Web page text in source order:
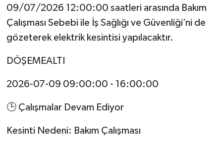
09/07/2026 12:00:00 saatleri arasında Bakım
Çalışması Sebebi ile İş Sağlığı ve Güvenliği’ni de
gözeterek elektrik kesintisi yapılacaktır.
DÖŞEMEALTI
2026-07-09 09:00:00 - 16:00:00
🕒 Çalışmalar Devam Ediyor
Kesinti Nedeni: Bakım Çalışması